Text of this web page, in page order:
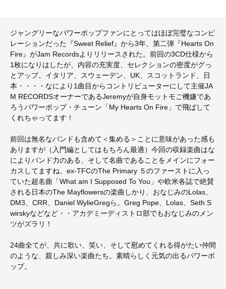
ジャングリーなパワーポップファンにとってはほぼ完璧なコンピ
レーションだった『Sweet Relief』から3年、第二弾『Hearts On
Fire』がJam Recordsよりリリースされた。前回の3CD仕様から
1枚になりはしたが、内容の充実度、セレクションの密度がグっ
とアップ。イタリア、スウェーデン、UK、スコットランド、日
本・・・・なにより1曲目からコントリビューターにして主催JA
M RECORDSオーナーであるJeremyが自身モットモご機嫌であ
ろうパワーポップ・チューン「My Hearts On Fire」で飛ばして
くれちゃってます！
前回は無名なバンドも含めて＜集める＞ことに意味があった感も
ありますが（入門編としてはもちろん最適）今回の収録楽曲はな
によりバンド力のある、そして名曲であることをメインにフォー
カスしてますね。ex-TFCのThe Primary ５のファーストに入っ
ていた超名曲「What am I Supposed To You」や欧米各誌で絶賛
される日本のThe Mayflowersの楽曲しかり、おなじみのLolas、
DM3、CRR、Daniel WylieGregら。Greg Pope、Lolas、Seth S
wirskyなどなど・・アカデミーディストロ部でもおなじみのメン
ツがズラリ！
24曲全てが、共に歌い、笑い、そして慰めてくれる得がたい仲間
のような、親しみ深い楽曲たち。素晴らしく元気の出るパワーポ
ップ。